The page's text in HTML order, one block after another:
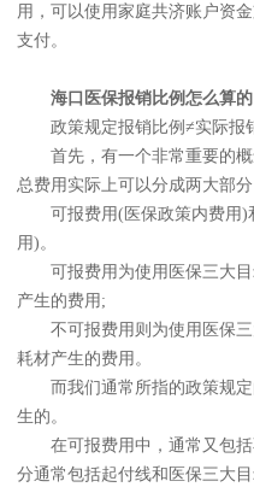
用，可以使用家庭共济账户资
支付。
海口医保报销比例怎么算的
政策规定报销比例≠实际报
首先，有一个非常重要的
总费用实际上可以分成两大部分
可报费用(医保政策内费用
用)。
可报费用为使用医保三大
产生的费用;
不可报费用则为使用医保
耗材产生的费用。
而我们通常所指的政策规
生的。
在可报费用中，通常又包
分通常包括起付线和医保三大